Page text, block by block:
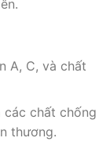
A, C, và chất
các chất chống
thương.